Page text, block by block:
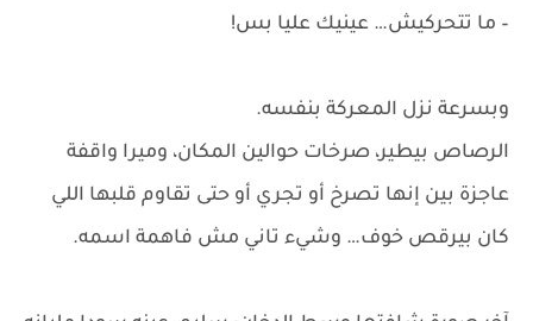
– ما تتحركيش… عينيك عليا بس!
وبسرعة نزل المعركة بنفسه.
الرصاص بيطير، صرخات حوالين المكان، وميرا واقفة
عاجزة بين إنها تصرخ أو تجري أو حتى تقاوم قلبها اللي
كان بيرقص خوف… وشيء تاني مش فاهمة اسمه.